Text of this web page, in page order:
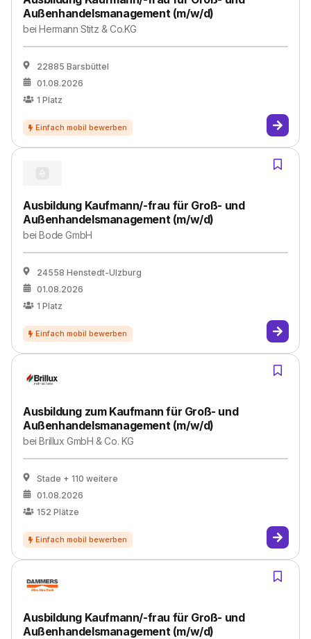
Außenhandelsmanagement (m/w/d)
beiHermann Stitz & Co.KG
22885 Barsbüttel
01.08.2026
1 Platz
Ausbildung Kaufmann/-frau für Groß- und
Außenhandelsmanagement (m/w/d)
beiBode GmbH
24558 Henstedt-Ulzburg
01.08.2026
1 Platz
Ausbildung zum Kaufmann für Groß- und
Außenhandelsmanagement (m/w/d)
beiBrillux GmbH & Co. KG
Stade + 110 weitere
01.08.2026
152 Plätze
Ausbildung Kaufmann/-frau für Groß- und
Außenhandelsmanagement (m/w/d)